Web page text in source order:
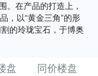
。在产品的打造上，
，以“黄金三角”的形
的玲珑宝石，于博奥
盘 同价楼盘